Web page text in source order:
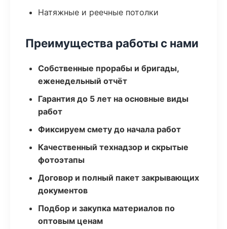
Натяжные и реечные потолки
Преимущества работы с нами
Собственные прорабы и бригады,
еженедельный отчёт
Гарантия до 5 лет на основные виды
работ
Фиксируем смету до начала работ
Качественный технадзор и скрытые
фотоэтапы
Договор и полный пакет закрывающих
документов
Подбор и закупка материалов по
оптовым ценам